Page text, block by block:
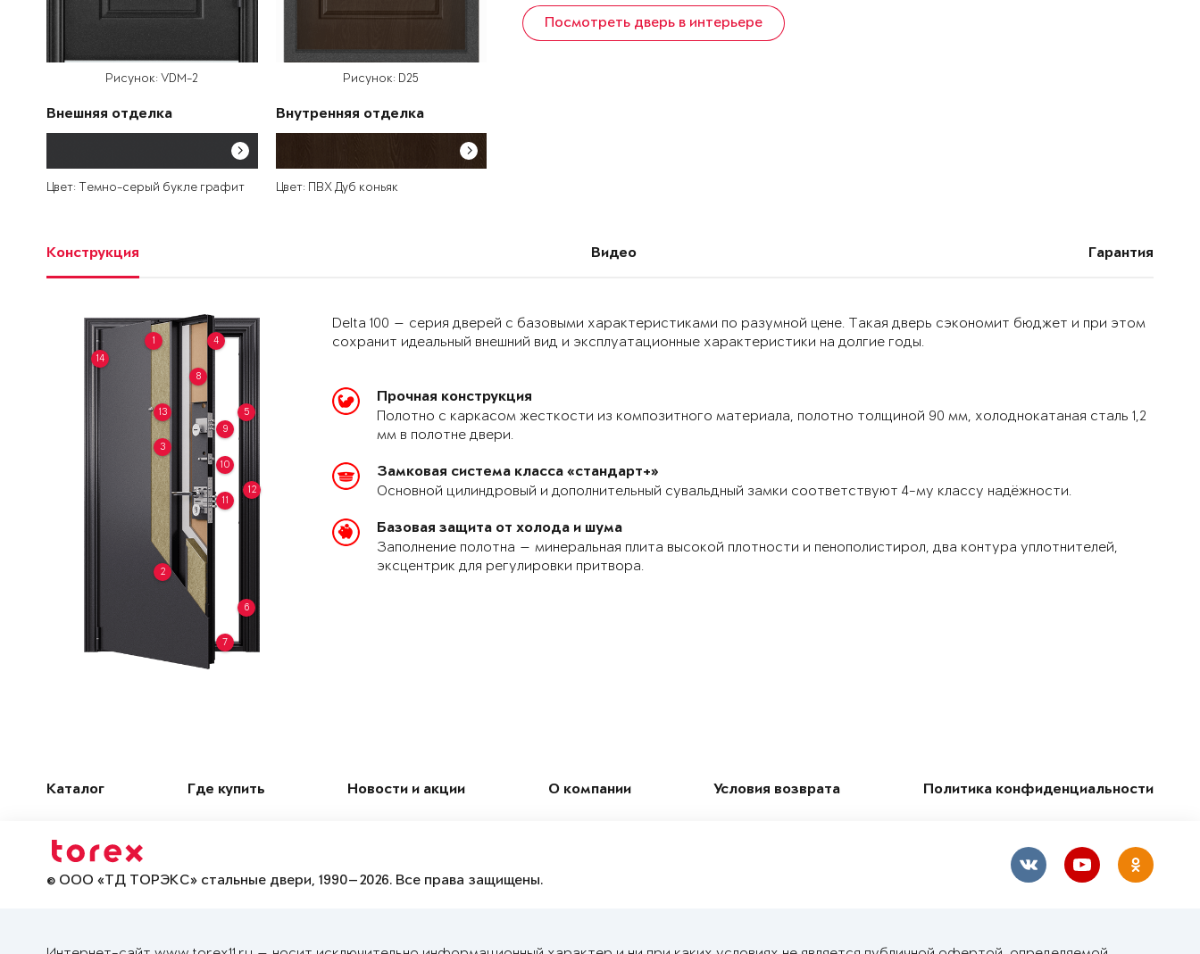
Рисунок: VDM-2
Внешняя отделка
Цвет: Темно-серый букле графит
Рисунок: D25
Внутренняя отделка
Цвет: ПВХ Дуб коньяк
Посмотреть дверь в интерьере
Конструкция Видео Гарантия
1
2
3
4
5
6
7
8
9
10
11
12
13
14
Delta 100 — серия дверей с базовыми характеристиками по разумной цене. Такая дверь сэкономит бюджет и при этом
сохранит идеальный внешний вид и эксплуатационные характеристики на долгие годы.
Прочная конструкция
Полотно с каркасом жесткости из композитного материала, полотно толщиной 90 мм, холоднокатаная сталь 1,2
мм в полотне двери.
Замковая система класса «стандарт+»
Основной цилиндровый и дополнительный сувальдный замки соответствуют 4-му классу надёжности.
Базовая защита от холода и шума
Заполнение полотна — минеральная плита высокой плотности и пенополистирол, два контура уплотнителей,
эксцентрик для регулировки притвора.
Каталог Где купить Новости и акции О компании Условия возврата Политика конфиденциальности
© ООО «ТД ТОРЭКС» стальные двери, 1990—2026. Все права защищены.